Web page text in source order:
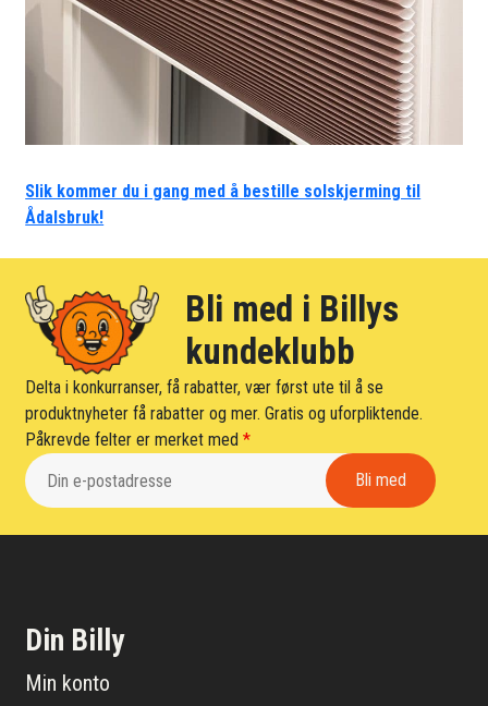
Slik kommer du i gang med å bestille solskjerming til
Ådalsbruk!
Bli med i Billys
kundeklubb
Delta i konkurranser, få rabatter, vær først ute til å se
produktnyheter få rabatter og mer. Gratis og uforpliktende.
Påkrevde felter er merket med*
Din Billy
Min konto